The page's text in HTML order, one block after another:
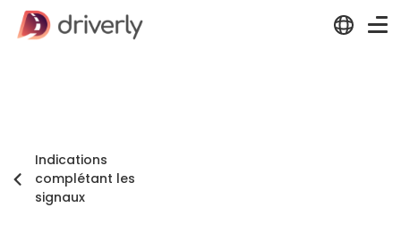
Indications
complétant les
signaux